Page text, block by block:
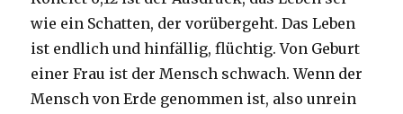
wie ein Schatten, der vorübergeht. Das Leben
ist endlich und hinfällig, flüchtig. Von Geburt
einer Frau ist der Mensch schwach. Wenn der
Mensch von Erde genommen ist, also unrein